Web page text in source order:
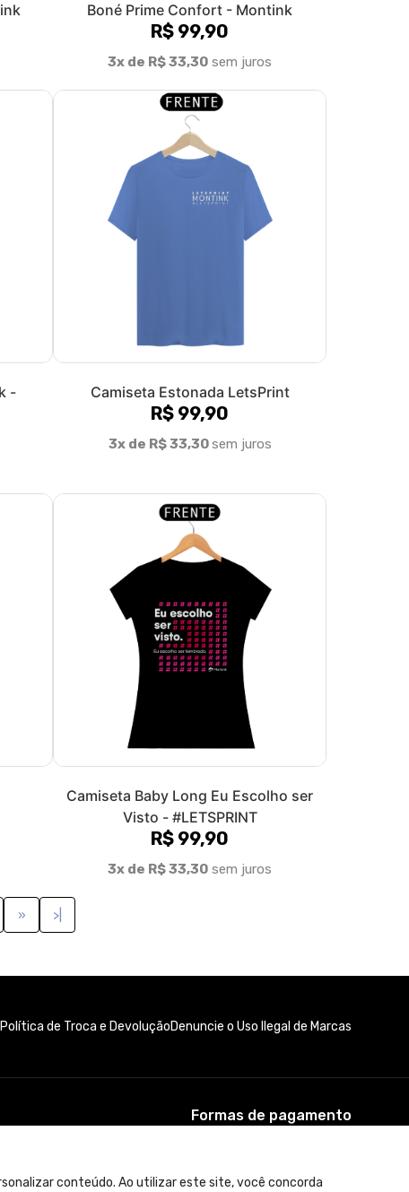
Boné Prime Confort - Montink
R$ 99,90
3x de R$ 33,30 sem juros
-
Camiseta Estonada LetsPrint
R$ 99,90
3x de R$ 33,30sem juros
Camiseta Baby Long Eu Escolho ser
Visto - #LETSPRINT
R$ 99,90
3x de R$ 33,30 sem juros
» >|
conteúdo. Ao utilizar este site, você concorda
Política de Troca e DevoluçãoDenuncie o Uso Ilegal de Marcas
Formas de pagamento